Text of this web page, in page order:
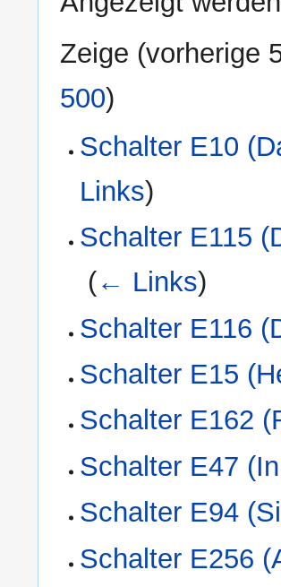
Zeige (vorherige
500)
Schalter E10
Links)
Schalter E115
(← Links)
Schalter E116
Schalter E15
Schalter E162
Schalter E47
Schalter E94
Schalter E256